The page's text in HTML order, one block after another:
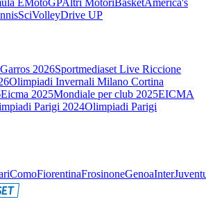
EMotoGPAltri MotoriBasketAmerica's
SciVolleyDrive UP
2026Sportmediaset Live Riccione
Olimpiadi Invernali Milano Cortina
Eicma 2025Mondiale per club 2025EICMA
Parigi 2024Olimpiadi Parigi
ComoFiorentinaFrosinoneGenoaInter